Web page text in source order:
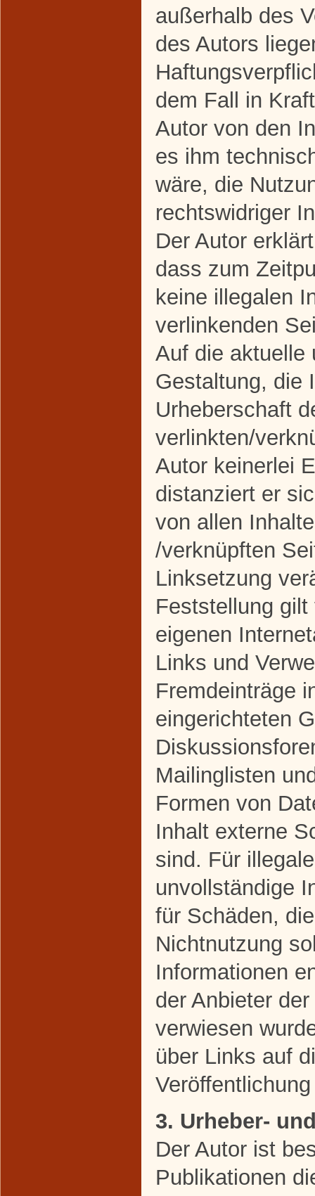
außerhalb des
des Autors
dem Fall in
Autor von den
es ihm
wäre, die
rechtswidriger
Der Autor
dass zum
keine illegalen
verlinkenden
Auf die aktuelle
Gestaltung, die
Urheberschaft
verlinkten/
Autor keinerlei
distanziert er
von allen
/verknüpften
Linksetzung
Feststellung
eigenen
Links und
Fremdeinträge
eingerichteten
Mailinglisten
Formen von
Inhalt externe
sind. Für
unvollständige
für Schäden,
Nichtnutzung
Informationen
der Anbieter
verwiesen
über Links auf
3. Urheber-
Der Autor ist
Publikationen